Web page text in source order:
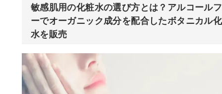
敏感肌用の化粧水の選び方とは？アルコール
ーでオーガニック成分を配合したボタニカル
水を販売